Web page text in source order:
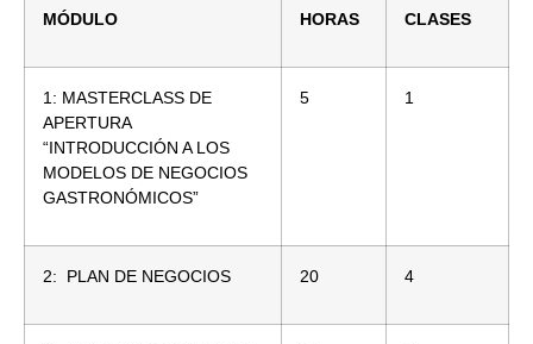
MÓDULO HORAS CLASES
1: MASTERCLASS DE
APERTURA
“INTRODUCCIÓN A LOS
MODELOS DE NEGOCIOS
GASTRONÓMICOS”
5 1
2: PLAN DE NEGOCIOS 20 4